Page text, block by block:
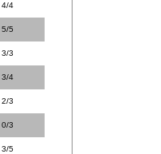
4/4
5/5
3/3
3/4
2/3
0/3
3/5